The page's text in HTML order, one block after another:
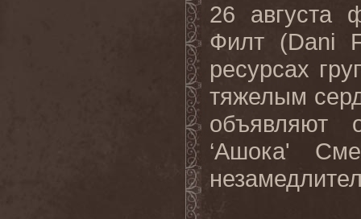
26 августа
Филт (Dani
ресурсах
тяжелым
объявляют
‘Ашока'